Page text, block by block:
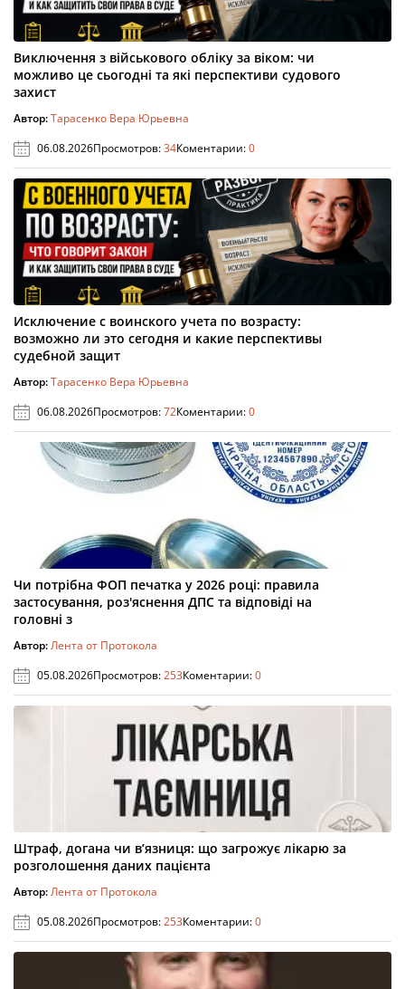
Виключення з військового обліку за віком: чи
можливо це сьогодні та які перспективи судового
захист
Автор:Тарасенко Вера Юрьевна
06.08.2026Просмотров:34Коментарии:0
Исключение с воинского учета по возрасту:
возможно ли это сегодня и какие перспективы
судебной защит
Автор:Тарасенко Вера Юрьевна
06.08.2026Просмотров:72Коментарии:0
Чи потрібна ФОП печатка у 2026 році: правила
застосування, роз'яснення ДПС та відповіді на
головні з
Автор:Лента от Протокола
05.08.2026Просмотров:253Коментарии:0
Штраф, догана чи в’язниця: що загрожує лікарю за
розголошення даних пацієнта
Автор:Лента от Протокола
05.08.2026Просмотров:253Коментарии:0